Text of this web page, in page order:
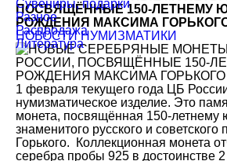
Сувениры, подарки
Разное
Распродажа
Литература
ПОСВЯЩЁННЫЕ 150-ЛЕТНЕМУ
РОЖДЕНИЯ МАКСИМА
НОВОСТИ НУМИЗМАТИКИ
1 февраля текущего года ЦБ
нумизматическое изделие. Это
монета, посвящённая 150-летнему
знаменитого русского и
Горького. Коллекционная монета
серебра пробы 925 в достоинстве